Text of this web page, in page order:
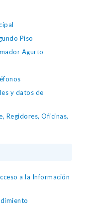
Piso
Agurto
y datos de
Regidores, Oficinas,
a la Información